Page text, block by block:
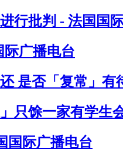
行批判 - 法国国
际广播电台
是否「复常」有
只馀一家有学生
国际广播电台